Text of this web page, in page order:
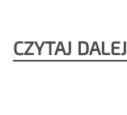
CZYTAJ DALEJ